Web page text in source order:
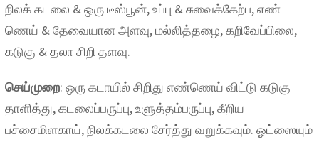
நிலக் கடலை & ஒரு டீஸ்பூன், உப்பு & சுவைக்கேற்ப, எண்
ணெய் & தேவையான அளவு, மல்லித்தழை, கறிவேப்பிலை,
கடுகு & தலா சிறி தளவு.
செய்முறை: ஒரு கடாயில் சிறிது எண்ணெய் விட்டு கடுகு
தாளித்து, கடலைப்பருப்பு, உளுத்தம்பருப்பு, கீறிய
பச்சைமிளகாய், நிலக்கடலை சேர்த்து வறுக்கவும். ஓட்ஸையும்